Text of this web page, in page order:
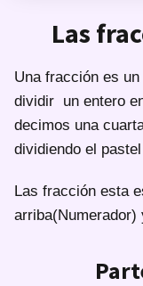
Las
Una fracción es
dividir un entero
decimos una
dividiendo el
Las fracción esta
arriba(Numerador)